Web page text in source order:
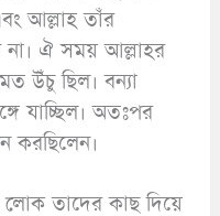
আল্লাহ তাঁর
ঐ সময় আল্লাহর
উঁচু ছিল। বন্যা
যাচ্ছিল। অতঃপর
করছিলেন।
তাদের কাছ দিয়ে